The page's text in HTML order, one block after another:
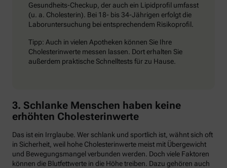
Gesundheits-Checkup, der auch ein Lipidprofil umfasst
(u. a. Cholesterin). Bei 18- bis 34-Jährigen erfolgt die
Laboruntersuchung bei entsprechendem Risikoprofil.
Tipp: Auch in vielen Apotheken können Sie Ihre
Cholesterinwerte messen lassen. Dort erhalten Sie
außerdem praktische Schnelltests für zu Hause.
3. Schlanke Menschen haben keine
erhöhten Cholesterinwerte
Das ist ein Irrglaube. Wer schlank und sportlich ist, wähnt sich oft
in Sicherheit, weil hohe Cholesterinwerte meist mit Übergewicht
und Bewegungsmangel verbunden werden. Doch viele Faktoren
können die Blutfettwerte in die Höhe treiben. Dazu gehören auch